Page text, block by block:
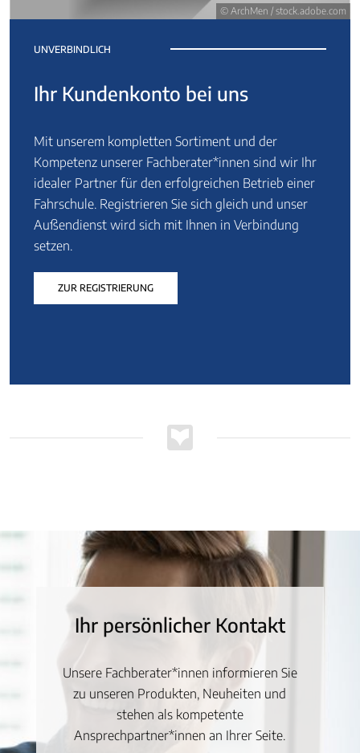
© ArchMen / stock.adobe.com
UNVERBINDLICH
Ihr Kundenkonto bei uns
Mit unserem kompletten Sortiment und der
Kompetenz unserer Fachberater*innen sind wir Ihr
idealer Partner für den erfolgreichen Betrieb einer
Fahrschule. Registrieren Sie sich gleich und unser
Außendienst wird sich mit Ihnen in Verbindung
setzen.
ZUR REGISTRIERUNG
Ihr persönlicher Kontakt
Unsere Fachberater*innen informieren Sie
zu unseren Produkten, Neuheiten und
stehen als kompetente
Ansprechpartner*innen an Ihrer Seite.